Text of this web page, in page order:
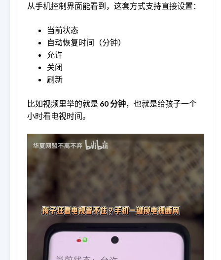
从手机控制界面能看到，这套方式支持直接设置：
当前状态
自动恢复时间（分钟）
允许
关闭
刷新
比如视频里举的就是 60 分钟，也就是给孩子一个
小时看电视时间。